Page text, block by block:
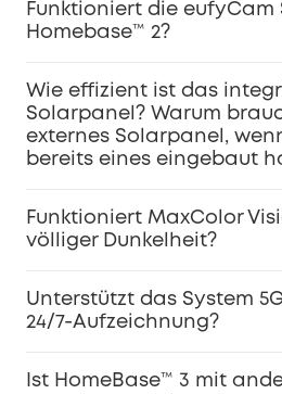
Funktioniert die eufyCam
Homebase™ 2?
Wie effizient ist das
Solarpanel? Warum
externes Solarpanel,
bereits eines eingebaut
Funktioniert MaxColor
völliger Dunkelheit?
Unterstützt das System
24/7-Aufzeichnung?
Ist HomeBase™ 3 mit